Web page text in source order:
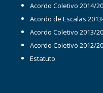
Acordo Coletivo 2014/
Acordo de Escalas
Acordo Coletivo 2013/
Acordo Coletivo 2012/
Estatuto